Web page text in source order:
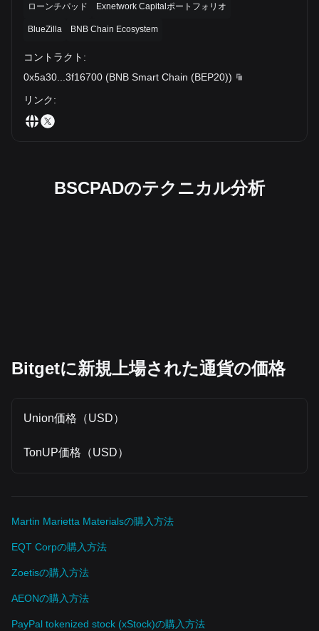
ローンチパッド Exnetwork Capitalポートフォリオ
BlueZilla BNB Chain Ecosystem
コントラクト :
0x5a30
3f16700 (BNB Smart Chain (BEP20))
リンク:
BSCPADのテクニカル分析
Bitgetに新規上場された通貨の価格
Union価格（USD）
TonUP価格（USD）
Martin Marietta Materialsの購入方法
EQT Corpの購入方法
Zoetisの購入方法
AEONの購入方法
PayPal tokenized stock (xStock)の購入方法